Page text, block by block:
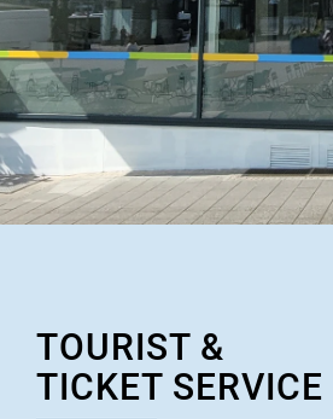
TOURIST &
TICKET SERVICE